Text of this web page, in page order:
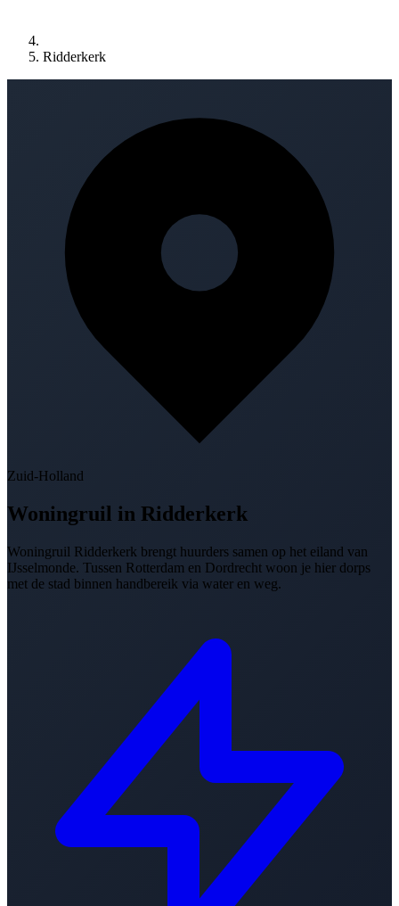
Ridderkerk
Zuid-Holland
Woningruil in Ridderkerk
Woningruil Ridderkerk brengt huurders samen op het eiland van
IJsselmonde. Tussen Rotterdam en Dordrecht woon je hier dorps
met de stad binnen handbereik via water en weg.